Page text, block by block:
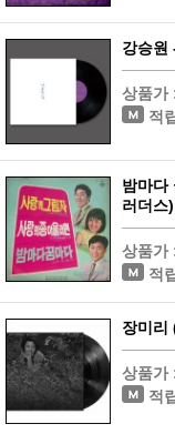
강승원
상품가
적
밤마다
러더스
상품가
적
장미리
상품가
적